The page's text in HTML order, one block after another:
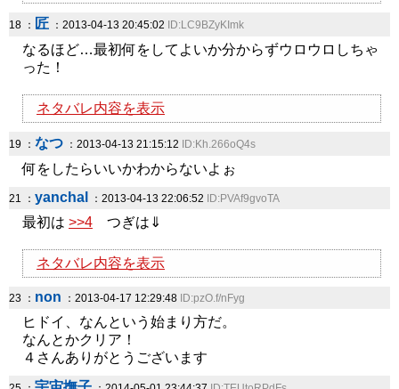
18 ： 匠 ：2013-04-13 20:45:02 ID:LC9BZyKImk
なるほど…最初何をしてよいか分からずウロウロしちゃ
った！
ネタバレ内容を表示
19 ： なつ ：2013-04-13 21:15:12 ID:Kh.266oQ4s
何をしたらいいかわからないよぉ
21 ： yanchal ：2013-04-13 22:06:52 ID:PVAf9gvoTA
最初は >>4 つぎは⇓
ネタバレ内容を表示
23 ： non ：2013-04-17 12:29:48 ID:pzO.f/nFyg
ヒドイ、なんという始まり方だ。
なんとかクリア！
４さんありがとうございます